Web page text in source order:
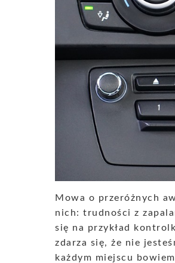
Mowa o przeróżnych
nich: trudności z
się na przykład
zdarza się, że nie
każdym miejscu